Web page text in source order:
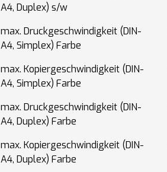
A4, Duplex) s/w
max. Druckgeschwindigkeit (DIN-
A4, Simplex) Farbe
max. Kopiergeschwindigkeit (DIN-
A4, Simplex) Farbe
max. Druckgeschwindigkeit (DIN-
A4, Duplex) Farbe
max. Kopiergeschwindigkeit (DIN-
A4, Duplex) Farbe